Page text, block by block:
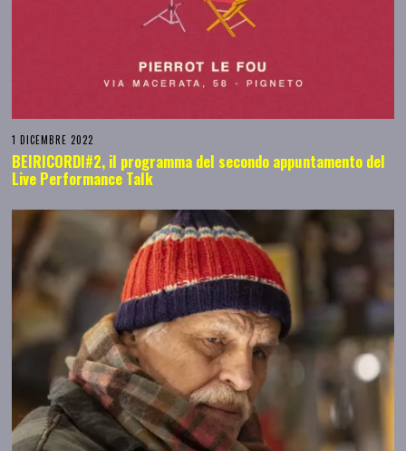
1 DICEMBRE 2022
BEIRICORDI#2, il programma del secondo appuntamento del
Live Performance Talk